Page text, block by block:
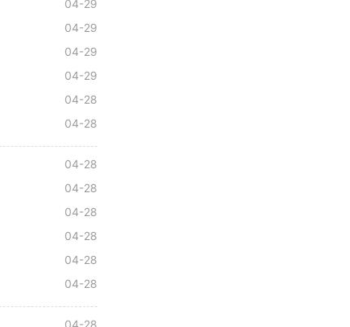
04-29
04-29
04-29
04-29
04-28
04-28
04-28
04-28
04-28
04-28
04-28
04-28
04-28